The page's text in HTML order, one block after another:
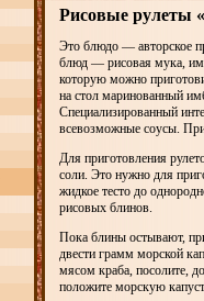
Рисовые рулеты
Это блюдо — авторское
блюд — рисовая мука,
которую можно
на стол маринованный
Cпециализированный
всевозможные соусы.
Для приготовления
соли. Это нужно для
жидкое тесто до
рисовых блинов.
Пока блины остывают,
двести грамм морской
мясом краба, посолите,
положите морскую